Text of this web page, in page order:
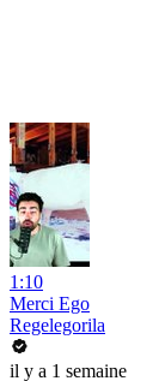
1:10
Merci Ego
Regelegorila
il y a 1 semaine